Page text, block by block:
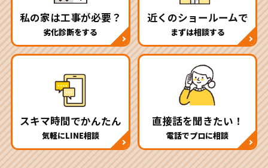
私の家は工事が必要？
劣化診断をする
近くのショールームで
まずは相談する
スキマ時間でかんたん
気軽にLINE相談
直接話を聞きたい！
電話でプロに相談